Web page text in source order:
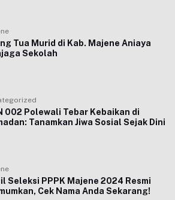
Tua Murid di Kab. Majene Aniaya
Sekolah
002 Polewali Tebar Kebaikan di
Tanamkan Jiwa Sosial Sejak Dini
Seleksi PPPK Majene 2024 Resmi
Cek Nama Anda Sekarang!